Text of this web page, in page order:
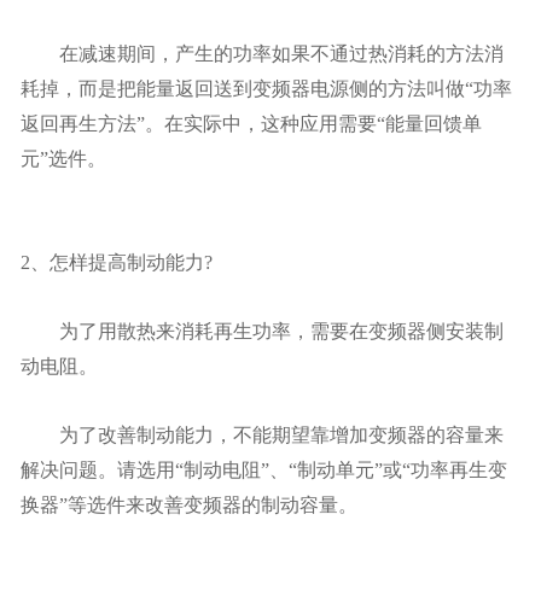
在减速期间，产生的功率如果不通过热消耗的方法消
耗掉，而是把能量返回送到变频器电源侧的方法叫做“功率
返回再生方法”。在实际中，这种应用需要“能量回馈单
元”选件。
2、怎样提高制动能力?
为了用散热来消耗再生功率，需要在变频器侧安装制
动电阻。
为了改善制动能力，不能期望靠增加变频器的容量来
解决问题。请选用“制动电阻”、“制动单元”或“功率再生变
换器”等选件来改善变频器的制动容量。